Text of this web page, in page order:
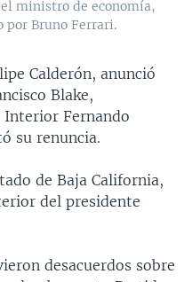
ministro de economía,
por Bruno Ferrari.
Calderón, anunció
Blake,
Fernando
su renuncia.
de Baja California,
del presidente
desacuerdos sobre